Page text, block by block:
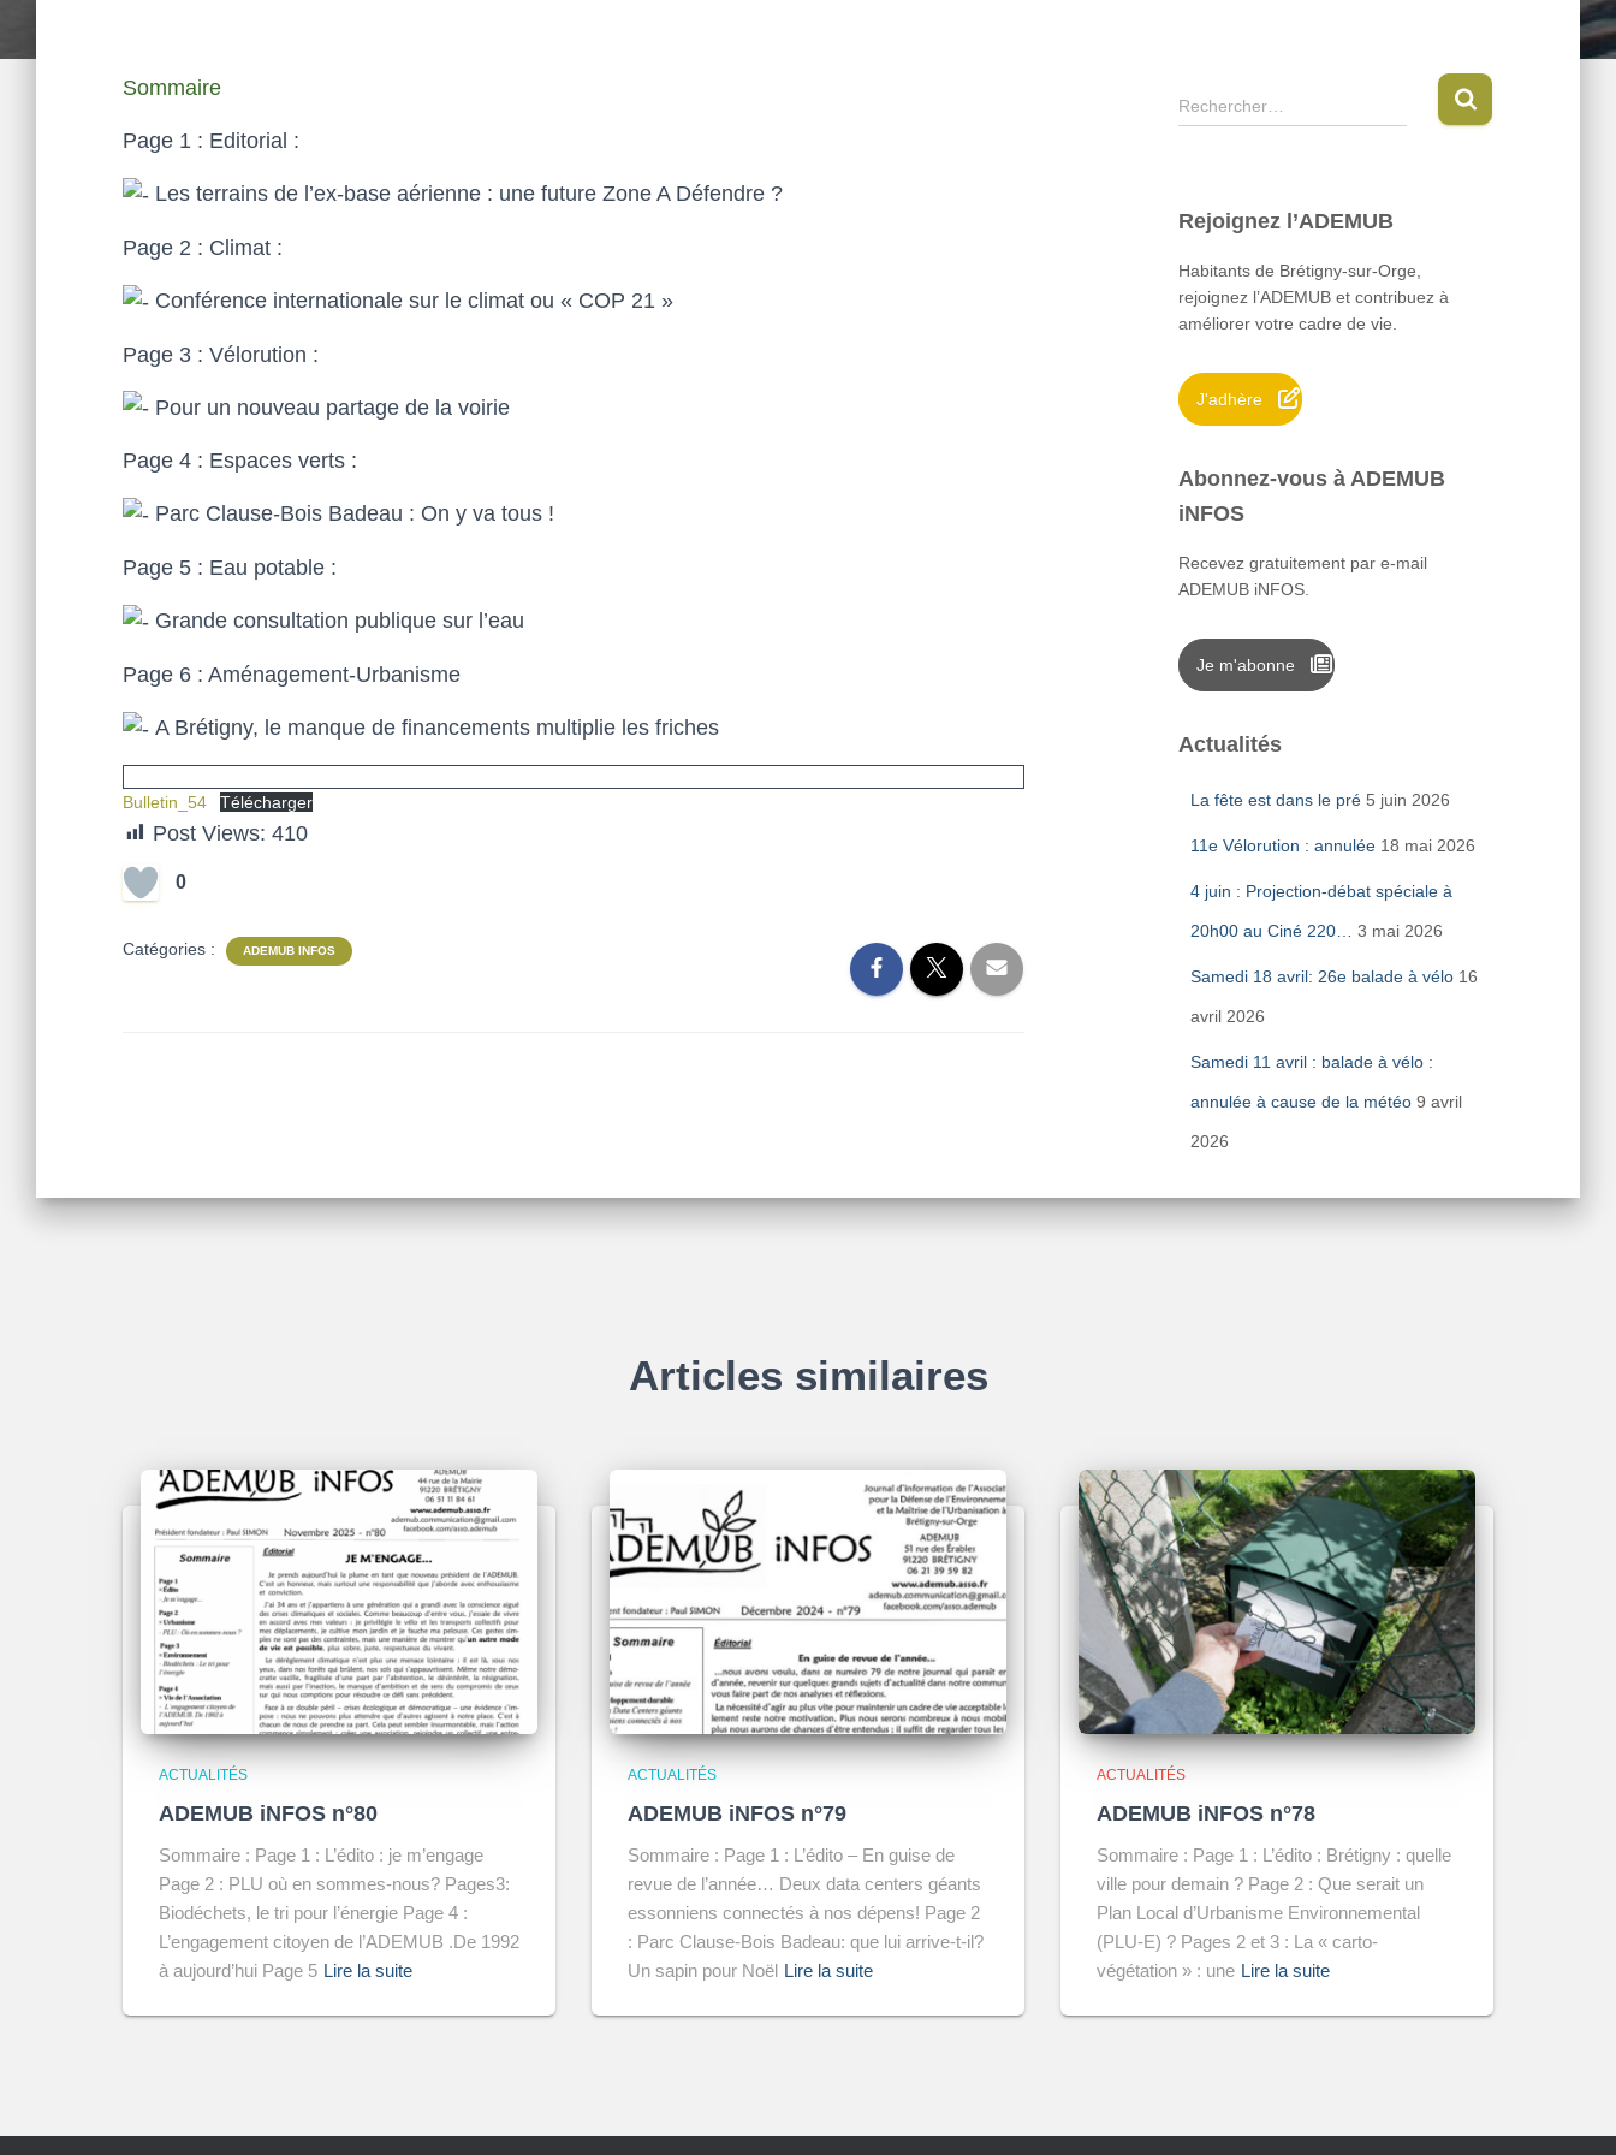
Sommaire
Page 1 : Editorial :
Les terrains de l’ex-base aérienne : une future Zone A Défendre ?
Page 2 : Climat :
Conférence internationale sur le climat ou « COP 21 »
Page 3 : Vélorution :
Pour un nouveau partage de la voirie
Page 4 : Espaces verts :
Parc Clause-Bois Badeau : On y va tous !
Page 5 : Eau potable :
Grande consultation publique sur l’eau
Page 6 : Aménagement-Urbanisme
A Brétigny, le manque de financements multiplie les friches
Bulletin_54 Télécharger
Post Views: 410
0
Catégories : ADEMUB INFOS
R
e
r
h
e
r
:
Rechercher…
Rejoignez l’ADEMUB
Habitants de Brétigny-sur-Orge,
rejoignez l’ADEMUB et contribuez à
améliorer votre cadre de vie.
J'adhère
Abonnez-vous à ADEMUB
iNFOS
Recevez gratuitement par e-mail
ADEMUB iNFOS.
Je m'abonne
Actualités
La fête est dans le pré 5 juin 2026
11e Vélorution : annulée 18 mai 2026
4 juin : Projection-débat spéciale à
20h00 au Ciné 220… 3 mai 2026
Samedi 18 avril: 26e balade à vélo 16
avril 2026
Samedi 11 avril : balade à vélo :
annulée à cause de la météo 9 avril
2026
Articles similaires
ACTUALITÉS
ADEMUB iNFOS n°80
Sommaire : Page 1 : L’édito : je m’engage
Page 2 : PLU où en sommes-nous? Pages3:
Biodéchets, le tri pour l’énergie Page 4 :
L’engagement citoyen de l’ADEMUB .De 1992
à aujourd’hui Page 5 Lire la suite
ACTUALITÉS
ADEMUB iNFOS n°79
Sommaire : Page 1 : L’édito – En guise de
revue de l’année… Deux data centers géants
essonniens connectés à nos dépens! Page 2
: Parc Clause-Bois Badeau: que lui arrive-t-il?
Un sapin pour Noël Lire la suite
ACTUALITÉS
ADEMUB iNFOS n°78
Sommaire : Page 1 : L’édito : Brétigny : quelle
ville pour demain ? Page 2 : Que serait un
Plan Local d’Urbanisme Environnemental
(PLU-E) ? Pages 2 et 3 : La « carto-
végétation » : une Lire la suite